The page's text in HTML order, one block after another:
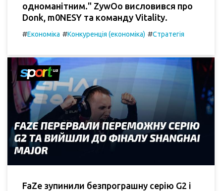
одноманітним." ZywOo висловився про
Donk, m0NESY та команду Vitality.
#Економіка #Конкуренція (економіка) #Стратегія
FaZe зупинили безпрограшну серію G2 і